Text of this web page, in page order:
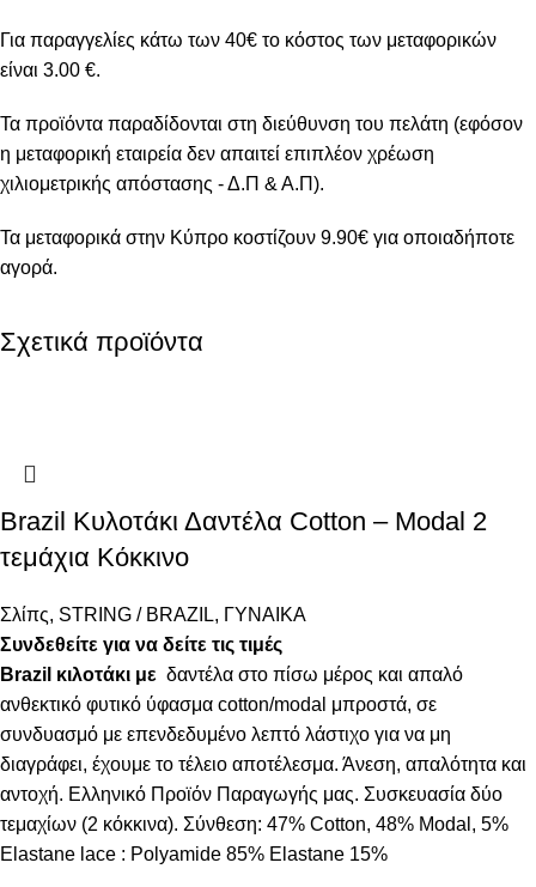
Για παραγγελίες κάτω των 40€ το κόστος των μεταφορικών
είναι 3.00 €.
Τα προϊόντα παραδίδονται στη διεύθυνση του πελάτη (εφόσον
η μεταφορική εταιρεία δεν απαιτεί επιπλέον χρέωση
χιλιομετρικής απόστασης - Δ.Π & Α.Π).
Τα μεταφορικά στην Κύπρο κοστίζουν 9.90€ για οποιαδήποτε
αγορά.
Σχετικά προϊόντα
Brazil Κυλοτάκι Δαντέλα Cotton – Modal 2
τεμάχια Κόκκινο
Σλίπς, STRING / BRAZIL, ΓΥΝΑΙΚΑ
Συνδεθείτε για να δείτε τις τιμές
Brazil κιλοτάκι με δαντέλα στο πίσω μέρος και απαλό
ανθεκτικό φυτικό ύφασμα cotton/modal μπροστά, σε
συνδυασμό με επενδεδυμένο λεπτό λάστιχο για να μη
διαγράφει, έχουμε το τέλειο αποτέλεσμα. Άνεση, απαλότητα και
αντοχή. Ελληνικό Προϊόν Παραγωγής μας. Συσκευασία δύο
τεμαχίων (2 κόκκινα). Σύνθεση: 47% Cotton, 48% Modal, 5%
Elastane lace : Polyamide 85% Elastane 15%